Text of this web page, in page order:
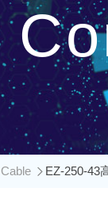
EZ-250-43